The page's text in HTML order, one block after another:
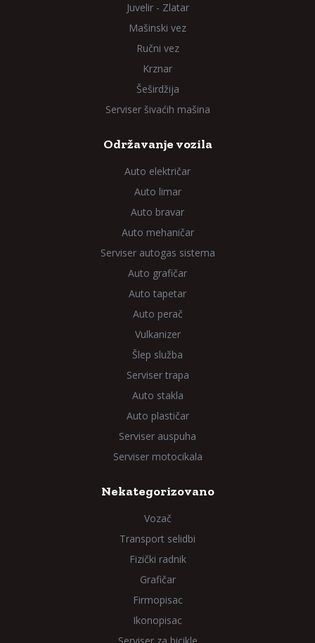
Juvelir - Zlatar
Mašinski vez
Ručni vez
Krznar
Šeširdžija
Serviser šivaćih mašina
Održavanje vozila
Auto električar
Auto limar
Auto bravar
Auto mehaničar
Serviser autogas sistema
Auto grafičar
Auto tapetar
Auto perač
Vulkanizer
Šlep služba
Serviser trapa
Auto stakla
Auto plastičar
Serviser auspuha
Serviser motocikala
Nekategorizovano
Vozač
Transport selidbi
Fizički radnik
Grafičar
Firmopisac
Ikonopisac